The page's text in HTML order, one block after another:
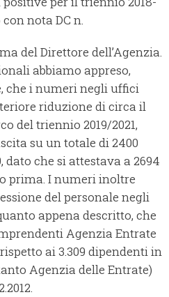
nota DC n.
del Direttore dell’Agenzia.
abbiamo appreso,
che i numeri negli uffici
riduzione di circa il
del triennio 2019/2021,
su un totale di 2400
dato che si attestava a 2694
prima. I numeri inoltre
del personale negli
appena descritto, che
Agenzia Entrate
ai 3.309 dipendenti in
Agenzia delle Entrate)